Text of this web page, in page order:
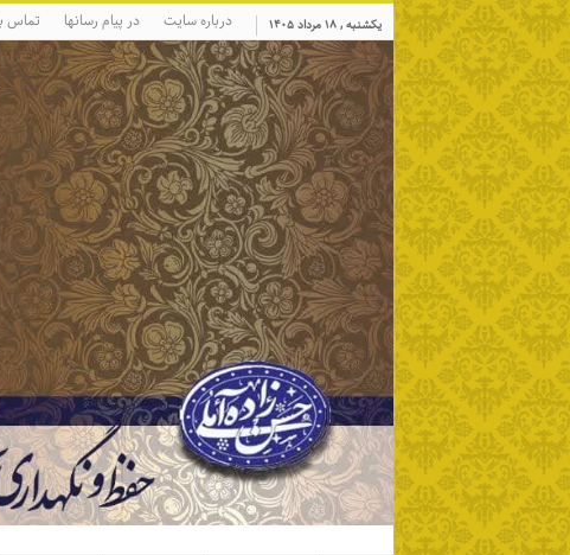
یکشنبه , ۱۸ مرداد ۱۴۰۵ درباره سایت در پیام رسانها تماس